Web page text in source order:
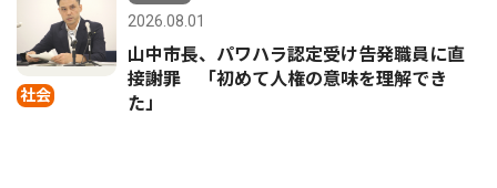
社会
2026.08.01
山中市長、パワハラ認定受け告発職員に直
接謝罪 「初めて人権の意味を理解でき
た」